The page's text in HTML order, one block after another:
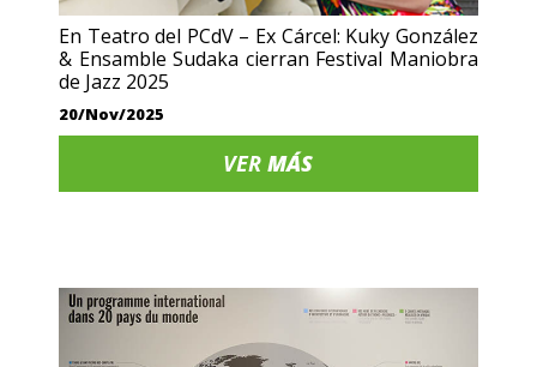
En Teatro del PCdV – Ex Cárcel: Kuky González
& Ensamble Sudaka cierran Festival Maniobra
de Jazz 2025
20/Nov/2025
VERMÁS